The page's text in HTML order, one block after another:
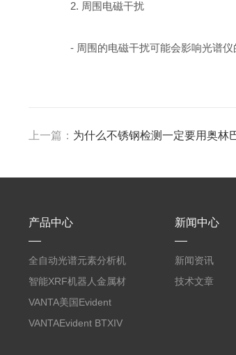
2. 周围电磁干扰
- 周围的电磁干扰可能会影响光谱仪
上一篇： 为什么不锈钢检测一定要用奥林
产品中心
全自动光谱元素分析机
器人合金牌号分析仪
智能XRF机器人金属材
料全自动成分分析仪
VANTA美国Evident
BTXIV 台式XRD粉末衍
VANTAEvident BTXIV
新闻中心
新闻资讯
技术文章